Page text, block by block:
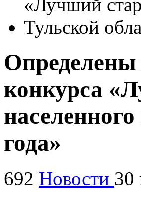
Определены
конкурса
года»
692 Новости 30